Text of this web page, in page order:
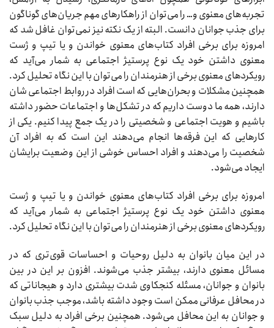
تجربه‌های معنوی و… را می‌توان از راهکار‌های مهم جریان‌های گوناگون
برای جذب جوانان دانست. البته از یک نکته نیز نمی‌توان غافل شد که
امروزه برای برخی افراد کتاب‌های معنوی خواندن و یا تیپ و ژست
معنوی داشتن خود یک نوع پرستیژ اجتماعی به شمار می‌آید که
رویکرد‌های معنوی برخی از هنرمندان را می‌توان با این نگاه تحلیل کرد.
همچنین مشکلات و بحران‌هایی که است افراد در روابط اجتماعی شان
دارند، همه ما دوست داریم که در تشکل‌ها و اجتماعات حضور داشته
باشیم و هویت اجتماعی و شخصیتی را در یک جمع پیدا کنیم. یکی از
کار‌هایی که این فرقه‌ها انجام می‌دهند این است که به افراد آن
شخصیت را می‌دهند و افراد احساس خوشی از این وضعیت برایشان
ایجاد می‌شود.
امروزه برای برخی افراد کتاب‌های معنوی خواندن و یا تیپ و ژست
معنوی داشتن خود یک نوع پرستیژ اجتماعی به شمار می‌آید که
رویکرد‌های معنوی برخی از هنرمندان را می‌توان با این نگاه تحلیل کرد.
در این میان بانوان به دلیل روحیات و احساسات قوی‌تری که در
مسائل معنوی دارند، بیشتر جذب می‌شوند. افزون بر این در بین
بانوان و جوانان، مسئله کنجکاوی شدت بیشتری دارد و هیجاناتی که
در محافل عرفانی ممکن است وجود داشته باشد، موجب جذب بانوان
و جوانان به این محافل می‌شود. همچنین برخی افراد به دلیل سبک